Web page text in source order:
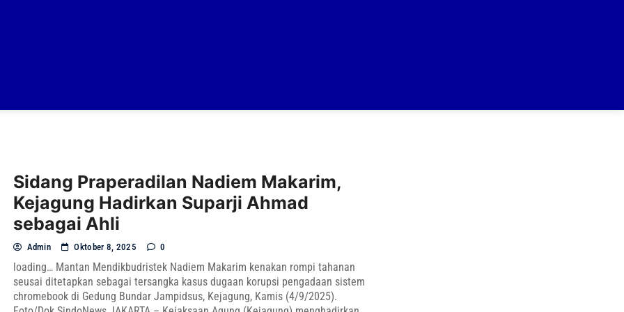
Sidang Praperadilan Nadiem Makarim,
Kejagung Hadirkan Suparji Ahmad
sebagai Ahli
Admin Oktober 8, 2025 0
loading… Mantan Mendikbudristek Nadiem Makarim kenakan rompi tahanan
seusai ditetapkan sebagai tersangka kasus dugaan korupsi pengadaan sistem
chromebook di Gedung Bundar Jampidsus, Kejagung, Kamis (4/9/2025).